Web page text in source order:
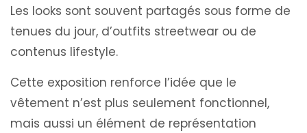
Les looks sont souvent partagés sous forme de
tenues du jour, d’outfits streetwear ou de
contenus lifestyle.
Cette exposition renforce l’idée que le
vêtement n’est plus seulement fonctionnel,
mais aussi un élément de représentation